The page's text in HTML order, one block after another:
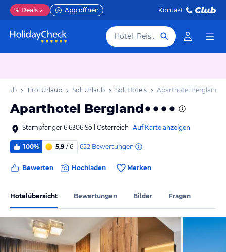
% Deals App öffnen Kontakt
Hotel, Reiseziel
Tirol Urlaub Söll Urlaub Söll Hotels Aparthotel Bergland
Aparthotel Bergland
Stampfanger 6 6306 Söll Österreich Auf Karte anzeigen
100% 5,9 / 6 652 Bewertungen
Bewerten Hochladen Merken
Hotelübersicht Bewertungen Bilder Fragen